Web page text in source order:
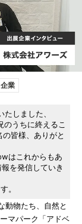
企業
しました、
のうちに終えるこ
皆様、ありがと
はこれからもあ
を発信していき
。
動物たち、自然と
マパーク「アドベ